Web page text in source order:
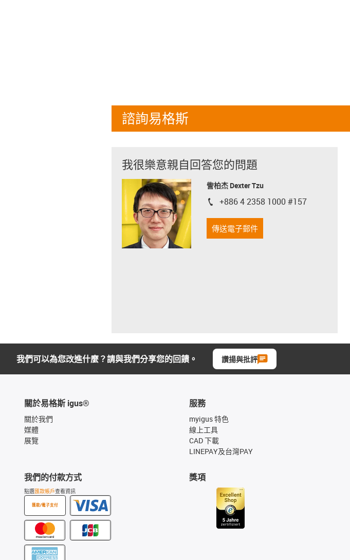
諮詢易格斯
我很樂意親自回答您的問題
訾柏杰 Dexter Tzu
igus-icon-phone
+886 4 2358 1000 #157
傳送電子郵件
我們可以為您改進什麼？請與我們分享您的回饋。 讚揚與批評
關於易格斯 igus®
關於我們
媒體
展覽
我們的付款方式
點選匯款帳戶查看資訊
匯款/電子支付
服務
myigus 特色
線上工具
CAD 下載
LINEPAY及台灣PAY
獎項